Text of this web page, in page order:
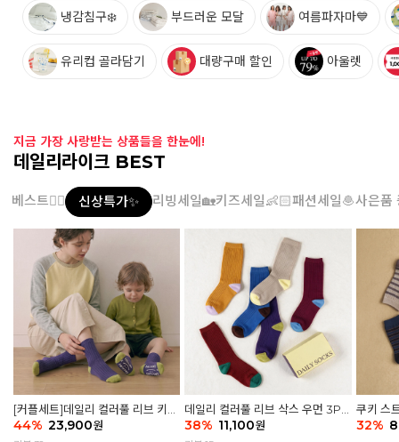
냉감침구❄️ 부드러운 모달 여름파자마💙
유리컵 골라담기 대량구매 할인 아울렛
지금 가장 사랑받는 상품들을 한눈에!
데일리라이크 BEST
베스트👍🏻 신상특가✨ 리빙세일🏡키즈세일👶🏻패션세일🧆사은품
[커플세트]데일리 컬러풀 리브 키즈
6P & 우먼3P 삭스세트
44% 23,900원
데일리 컬러풀 리브 삭스 우먼 3P
세트
38% 11,100원
쿠키 스
32%